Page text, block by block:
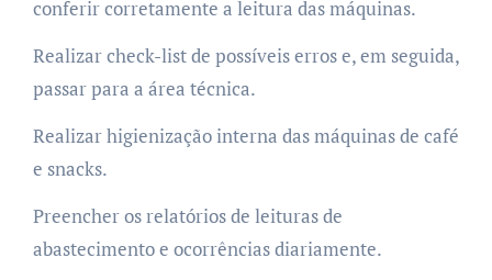
conferir corretamente a leitura das máquinas.
Realizar check-list de possíveis erros e, em seguida,
passar para a área técnica.
Realizar higienização interna das máquinas de café
e snacks.
Preencher os relatórios de leituras de
abastecimento e ocorrências diariamente.